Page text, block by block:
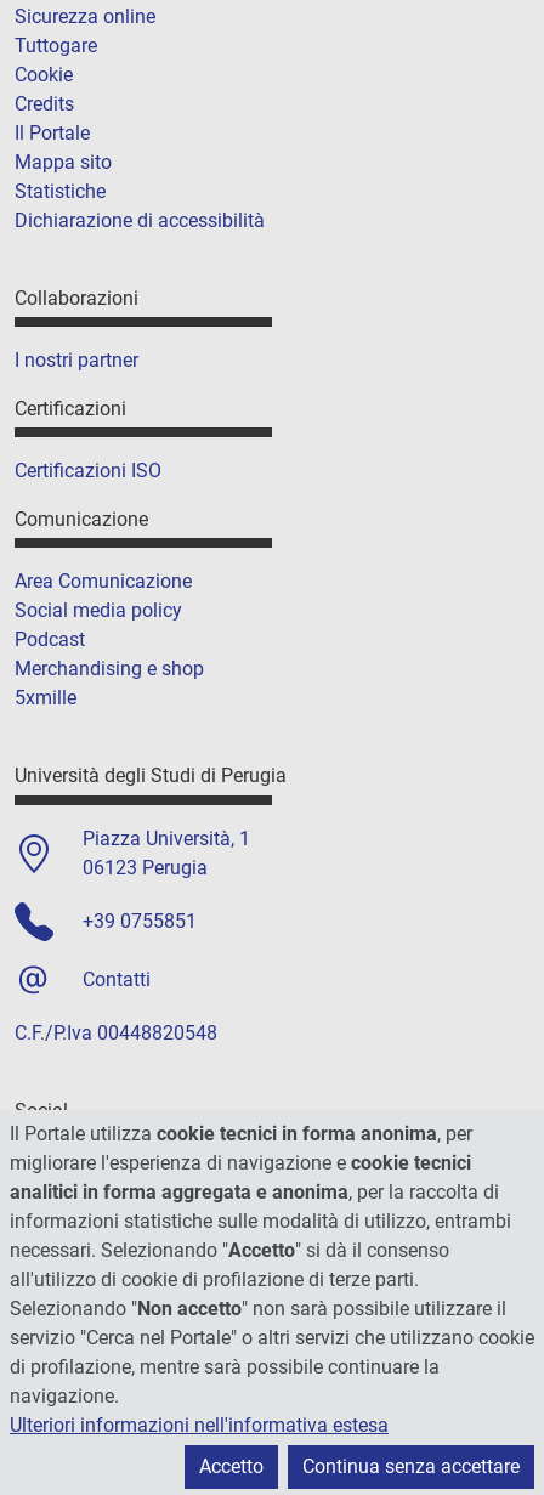
Sicurezza online
Tuttogare
Cookie
Credits
Il Portale
Mappa sito
Statistiche
Dichiarazione di accessibilità
Collaborazioni
I nostri partner
Certificazioni
Certificazioni ISO
Comunicazione
Area Comunicazione
Social media policy
Podcast
Merchandising e shop
5xmille
Università degli Studi di Perugia
Piazza Università, 1
06123 Perugia
+39 0755851
Contatti
C.F./P.Iva 00448820548
Social
© 2026 - Università degli Studi di Perugia
Il Portale utilizza cookie tecnici in forma anonima, per
migliorare l'esperienza di navigazione e cookie tecnici
analitici in forma aggregata e anonima, per la raccolta di
informazioni statistiche sulle modalità di utilizzo, entrambi
necessari. Selezionando "Accetto" si dà il consenso
all'utilizzo di cookie di profilazione di terze parti.
Selezionando "Non accetto" non sarà possibile utilizzare il
servizio "Cerca nel Portale" o altri servizi che utilizzano cookie
di profilazione, mentre sarà possibile continuare la
navigazione.
Ulteriori informazioni nell'informativa estesa
Accetto
Continua senza accettare